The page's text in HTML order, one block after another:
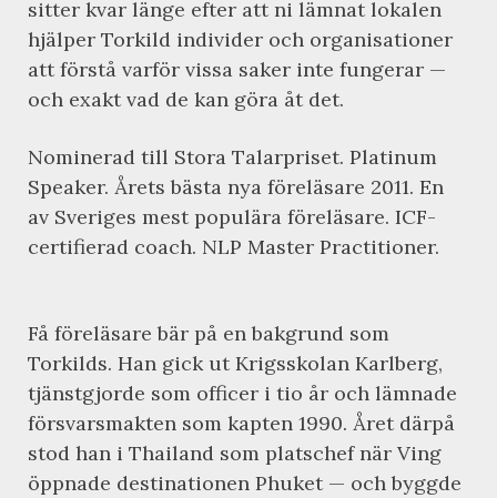
sitter kvar länge efter att ni lämnat lokalen
hjälper Torkild individer och organisationer
att förstå varför vissa saker inte fungerar —
och exakt vad de kan göra åt det.
Nominerad till Stora Talarpriset. Platinum
Speaker. Årets bästa nya föreläsare 2011. En
av Sveriges mest populära föreläsare. ICF-
certifierad coach. NLP Master Practitioner.
Få föreläsare bär på en bakgrund som
Torkilds. Han gick ut Krigsskolan Karlberg,
tjänstgjorde som officer i tio år och lämnade
försvarsmakten som kapten 1990. Året därpå
stod han i Thailand som platschef när Ving
öppnade destinationen Phuket — och byggde